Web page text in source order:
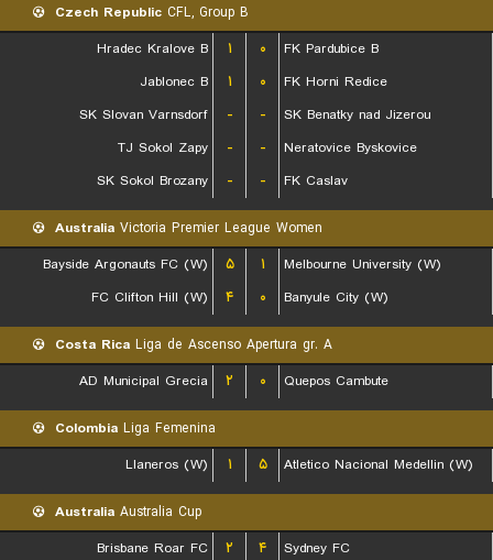
Czech Republic CFL, Group B
Hradec Kralove B
۱ ۰
FK Pardubice B
Jablonec B
۱ ۰
FK Horni Redice
SK Slovan Varnsdorf
- -
SK Benatky nad Jizerou
TJ Sokol Zapy
- -
Neratovice Byskovice
SK Sokol Brozany
- - FK Caslav
Australia Victoria Premier League Women
Bayside Argonauts FC (W)
۵ ۱
Melbourne University (W)
FC Clifton Hill (W)
۴ ۰ Banyule City (W)
Costa Rica Liga de Ascenso Apertura gr. A
AD Municipal Grecia
۲ ۰ Quepos Cambute
Colombia Liga Femenina
Llaneros (W)
۱ ۵ Atletico Nacional Medellin (W)
Australia Australia Cup
Brisbane Roar FC
۲ ۴ Sydney FC